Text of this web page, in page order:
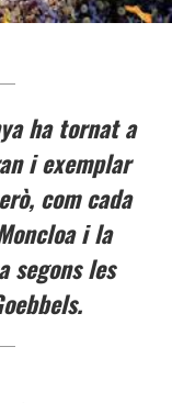
ha tornat a
i exemplar
com cada
i la
segons les